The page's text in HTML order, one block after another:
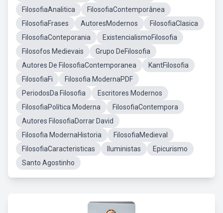
FilosofiaAnalitica
FilosofiaContemporânea
FilosofiaFrases
AutoresModernos
FilosofiaClasica
FilosofiaConteporania
ExistencialismoFilosofia
Filosofos Medievais
Grupo DeFilosofia
Autores De FilosofiaContemporanea
KantFilosofia
FilosofiaFi
Filosofia ModernaPDF
PeriodosDa Filosofia
Escritores Modernos
FilosofiaPolítica Moderna
FilosofiaContempora
Autores FilosofiaDorrar David
Filosofia ModernaHistoria
FilosofiaMedieval
FilosofiaCaracteristicas
Iluministas
Epicurismo
Santo Agostinho